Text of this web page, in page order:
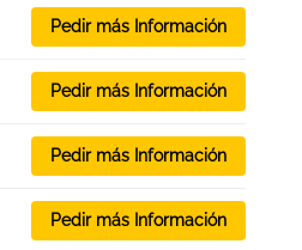
Pedir más Información
Pedir más Información
Pedir más Información
Pedir más Información